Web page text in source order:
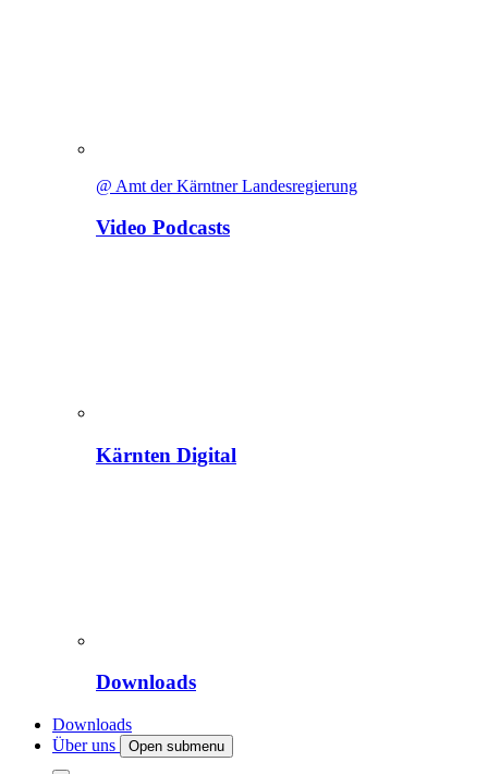
@ Amt der Kärntner Landesregierung
Video Podcasts
Kärnten Digital
Downloads
Downloads
Über uns
Open submenu